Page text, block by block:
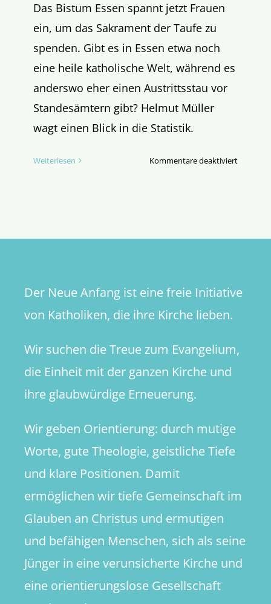
Das Bistum Essen spannt jetzt Frauen
ein, um das Sakrament der Taufe zu
spenden. Gibt es in Essen etwa noch
eine heile katholische Welt, während es
anderswo eher einen Austrittsstau vor
Standesämtern gibt? Helmut Müller
wagt einen Blick in die Statistik.
Weiterlesen Kommentare deaktiviertfür
Der Neue Anfang ist eine freie Initiative
von Katholiken, die ihre Kirche lieben.
Wir suchen die Treue zum Evangelium,
die Einheit mit der ganzen Kirche und
ihre glaubwürdige Erneuerung.
Wir geben Orientierung: durch mutige
Worte, gute Theologie, geistliche Tiefe
und klare Positionen. Damit
ermöglichen wir tiefe Gemeinschaft im
Glauben an Christus und ermutigen
und befähigen Menschen, sich als seine
Jünger in eine verunsicherte Kirche und
eine orientierungslose Gesellschaft